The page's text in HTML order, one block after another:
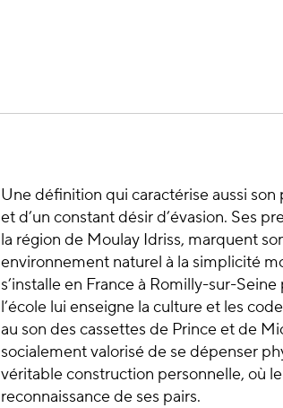
Une définition qui caractérise aussi
et d’un constant désir d’évasion. Ses
la région de Moulay Idriss, marquent
environnement naturel à la simplicité
s’installe en France à Romilly-sur-
l’école lui enseigne la culture et les
au son des cassettes de Prince et de
socialement valorisé de se dépenser
véritable construction personnelle, où
reconnaissance de ses pairs.